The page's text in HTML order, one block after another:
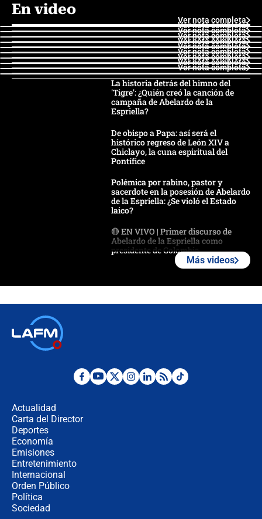
En video
Ver nota completa
Ver nota completa
Ver nota completa
Ver nota completa
Ver nota completa
Ver nota completa
Ver nota completa
Ver nota completa
Ver nota completa
Ver nota completa
La historia detrás del himno del
'Tigre': ¿Quién creó la canción de
campaña de Abelardo de la
Espriella?
De obispo a Papa: así será el
histórico regreso de León XIV a
Chiclayo, la cuna espiritual del
Pontífice
Polémica por rabino, pastor y
sacerdote en la posesión de Abelardo
de la Espriella: ¿Se violó el Estado
laico?
🔴 EN VIVO | Primer discurso de
Abelardo de la Espriella como
presidente de Colombia
Desde dermatitis hasta infecciones:
Más videos
Actualidad
Carta del Director
Deportes
Economía
Emisiones
Entretenimiento
Internacional
Orden Público
Política
Sociedad